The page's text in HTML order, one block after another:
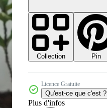
Collection Pin
Licence Gratuite
Qu'est-ce que c'est ?
Plus d'infos